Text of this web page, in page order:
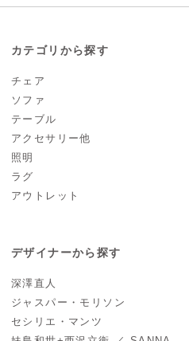
カテゴリから探す
チェア
ソファ
テーブル
アクセサリー他
照明
ラグ
アウトレット
デザイナーから探す
深澤直人
ジャスパー・モリソン
セシリエ・マンツ